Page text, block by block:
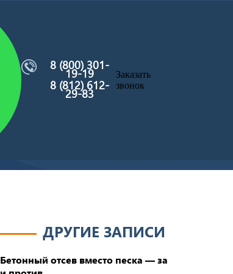
8 (800) 301-
19-19
8 (812) 612-
29-83
Заказать
звонок
ДРУГИЕ ЗАПИСИ
Бетонный отсев вместо песка — за